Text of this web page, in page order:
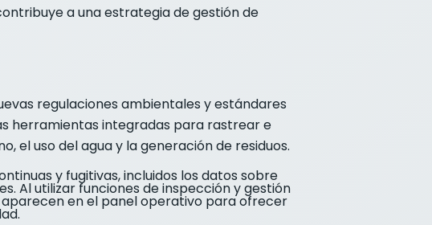
a una estrategia de gestión de
regulaciones ambientales y estándares
herramientas integradas para rastrear e
el uso del agua y la generación de residuos.
y fugitivas, incluidos los datos sobre
Al utilizar funciones de inspección y gestión
aparecen en el panel operativo para ofrecer